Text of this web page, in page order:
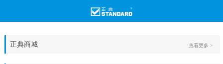
正典商城 查看更多 >